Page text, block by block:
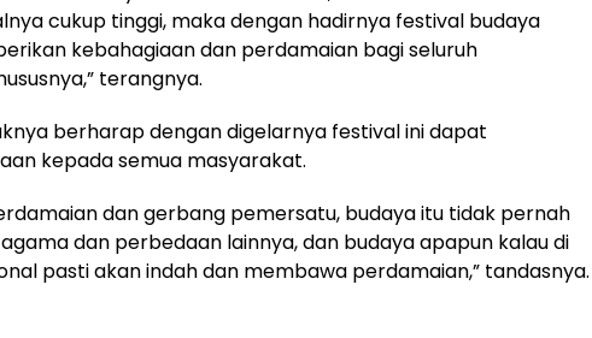
cukup tinggi, maka dengan hadirnya festival budaya
kebahagiaan dan perdamaian bagi seluruh
terangnya.
berharap dengan digelarnya festival ini dapat
kepada semua masyarakat.
dan gerbang pemersatu, budaya itu tidak pernah
dan perbedaan lainnya, dan budaya apapun kalau di
pasti akan indah dan membawa perdamaian,” tandasnya.